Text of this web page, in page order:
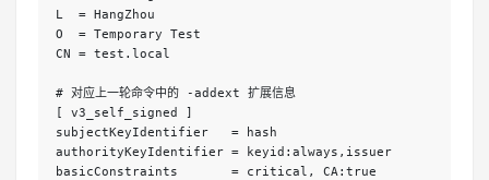
L  = HangZhou
O  = Temporary Test
CN = test.local
# 对应上一轮命令中的 -addext 扩展信息
[ v3_self_signed ]
subjectKeyIdentifier   = hash
authorityKeyIdentifier = keyid:always,issuer
basicConstraints       = critical, CA:true